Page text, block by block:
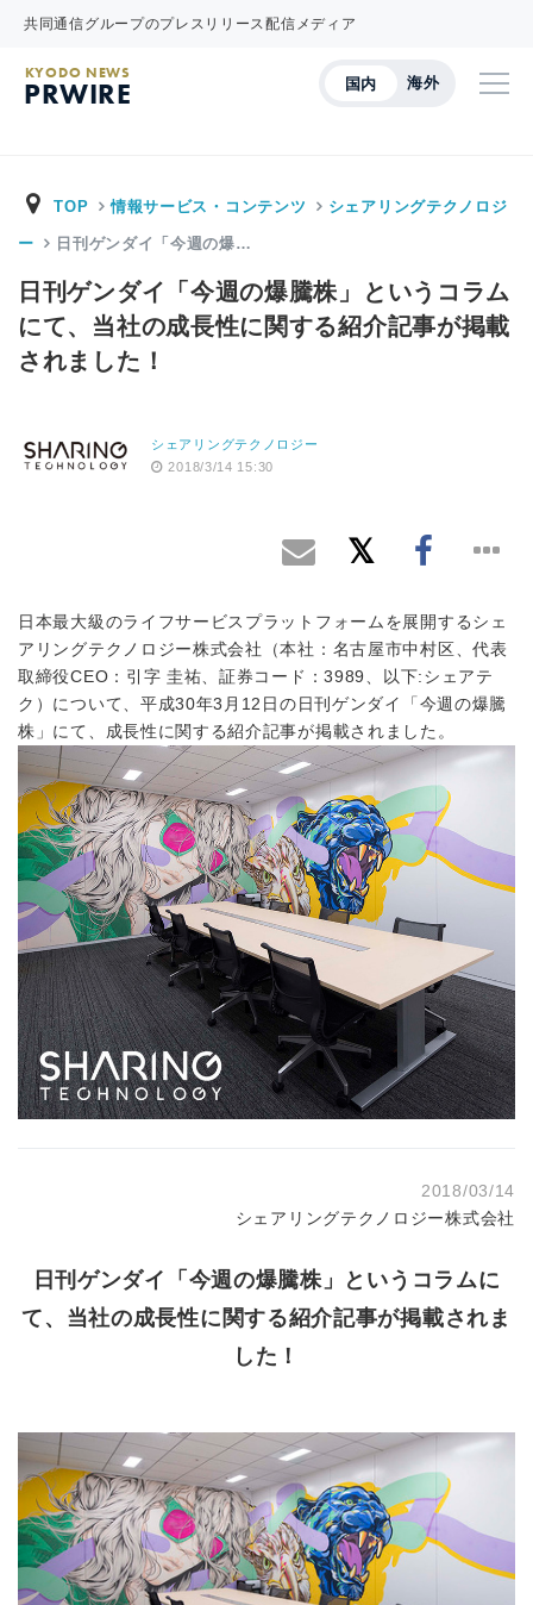
共同通信グループのプレスリリース配信メディア
国内 海外
KYODO NEWS
PRWIRE
TOP 情報サービス・コンテンツ シェアリングテクノロジ
ー 日刊ゲンダイ「今週の爆…
日刊ゲンダイ「今週の爆騰株」というコラム
にて、当社の成長性に関する紹介記事が掲載
されました！
シェアリングテクノロジー
2018/3/14 15:30
日本最大級のライフサービスプラットフォームを展開するシェ
アリングテクノロジー株式会社（本社：名古屋市中村区、代表
取締役CEO：引字 圭祐、証券コード：3989、以下:シェアテ
ク）について、平成30年3月12日の日刊ゲンダイ「今週の爆騰
株」にて、成長性に関する紹介記事が掲載されました。
2018/03/14
シェアリングテクノロジー株式会社
日刊ゲンダイ「今週の爆騰株」というコラムに
て、当社の成長性に関する紹介記事が掲載されま
した！